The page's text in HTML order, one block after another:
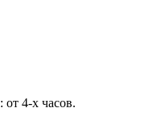
: от 4-х часов.